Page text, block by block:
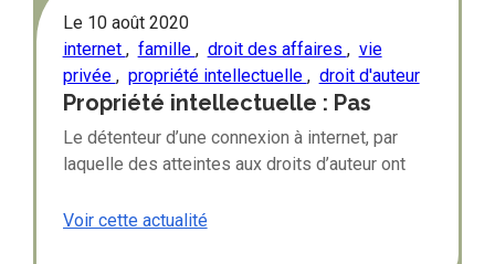
Le 10 août 2020
internet , famille , droit des affaires , vie
privée , propriété intellectuelle , droit d'auteur
Propriété intellectuelle : Pas
d’alibi familial à la contrefaçon
sur Internet
Le détenteur d’une connexion à internet, par
laquelle des atteintes aux droits d’auteur ont
fichiers, ne peut pas s’exonérer de sa
Voir cette actualité